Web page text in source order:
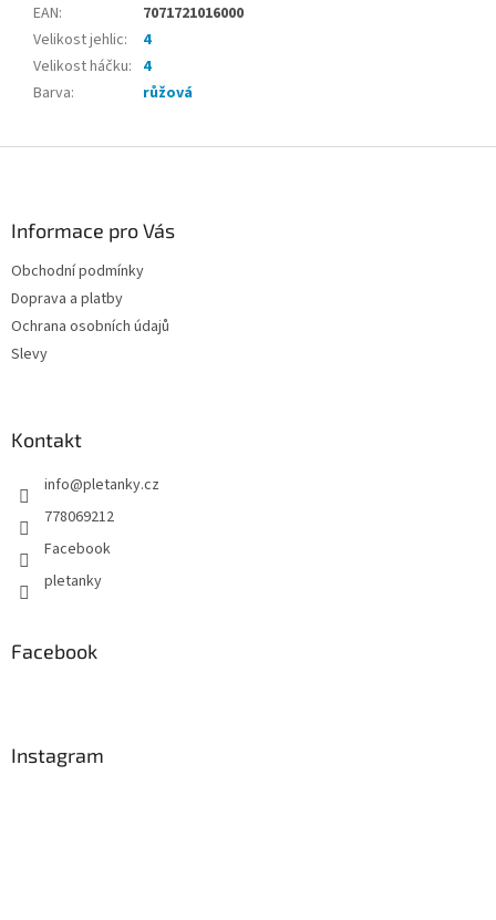
EAN:
7071721016000
Velikost jehlic:
4
Velikost háčku: 4
Barva: růžová
Informace pro Vás
Obchodní podmínky
Doprava a platby
Ochrana osobních údajů
Slevy
Kontakt
info@pletanky.cz
778069212
Facebook
pletanky
Facebook
Instagram